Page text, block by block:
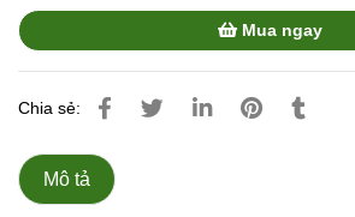
Mua ngay
Chia sẻ:
Mô tả